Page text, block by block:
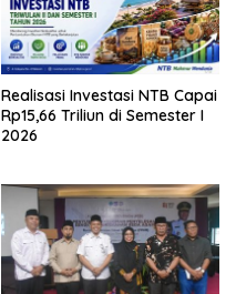
Realisasi Investasi NTB Capai
Rp15,66 Triliun di Semester I
2026